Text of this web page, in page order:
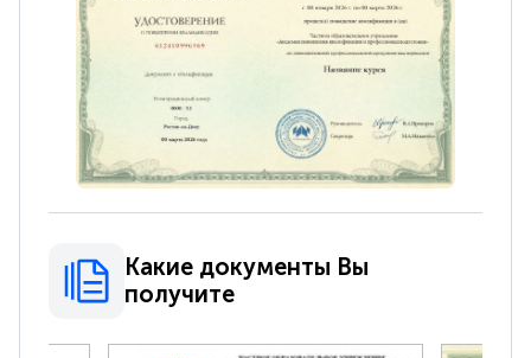
Какие документы Вы
получите